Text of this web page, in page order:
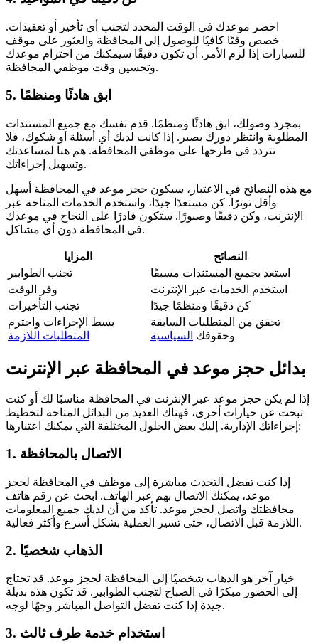
احضر موعدك في الوقت المحدد لتجنب أي تأخير أو تعقيدات.
خصص وقتًا كافيًا للوصول إلى المحافظة والعثور على موقف
للسيارات إذا لزم الأمر. أن تكون دقيقًا سيمكنك من احترام موعدك
وتحسين وقت موظفي المحافظة.
5. ابق هادئًا ومنظمًا
بمجرد وصولك، ابق هادئًا ومنظمًا. قدم نفسك مع جميع المستندات
المطلوبة وانتظر دورك بصبر. إذا كانت لديك أي أسئلة أو شكوك، فلا
تتردد في طرحها على موظفي المحافظة. هم هنا لمساعدتك
وتسهيل إجراءاتك.
مع هذه النصائح في الاعتبار، سيكون حجز موعد في المحافظة أسهل
وأقل توترًا. كن مستعدًا جيدًا، واستخدم الخدمات المتاحة عبر
الإنترنت، وكن دقيقًا وصبورًا. ستكون قادرًا على النجاح في موعدك
في المحافظة دون أي مشاكل.
المزايا
النصائح
تجنب الطوابير
استعد بجميع المستندات مسبقًا
وفر الوقت
استخدم الخدمات عبر الإنترنت
تجنب التأخيرات
كن دقيقًا ومنظمًا جيدًا
بسط الإجراءات واحترم
المتطلبات اللازمة
تحقق من المتطلبات السابقة
وحقوقك السياسية
بدائل حجز موعد في المحافظة عبر الإنترنت
إذا لم يكن حجز موعد عبر الإنترنت في المحافظة مناسبًا لك أو كنت
تبحث عن خيارات أخرى، فهناك العديد من البدائل المتاحة لتخطيط
إجراءاتك الإدارية. إليك بعض الحلول المختلفة التي يمكنك اعتبارها:
1. الاتصال بالمحافظة
إذا كنت تفضل التحدث مباشرة إلى موظف في المحافظة لحجز
موعد، يمكنك الاتصال بهم عبر الهاتف. ابحث عن رقم هاتف
محافظتك واتصل لحجز موعد. تأكد من أن لديك جميع المعلومات
اللازمة قبل الاتصال، حتى تسير العملية بشكل أسرع وأكثر فعالية.
2. الذهاب شخصيًا
خيار آخر هو الذهاب شخصيًا إلى المحافظة لحجز موعد. قد تحتاج
إلى الحضور مبكرًا في الصباح لتجنب الطوابير. قد تكون هذه بديلة
جيدة إذا كنت تفضل التواصل المباشر وجهًا لوجه.
3. استخدام خدمة طرف ثالث